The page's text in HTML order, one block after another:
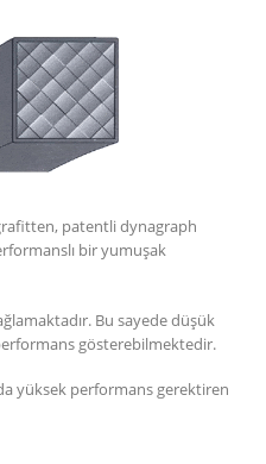
patentli dynagraph
bir yumuşak
Bu sayede düşük
gösterebilmektedir.
yüksek performans gerektiren